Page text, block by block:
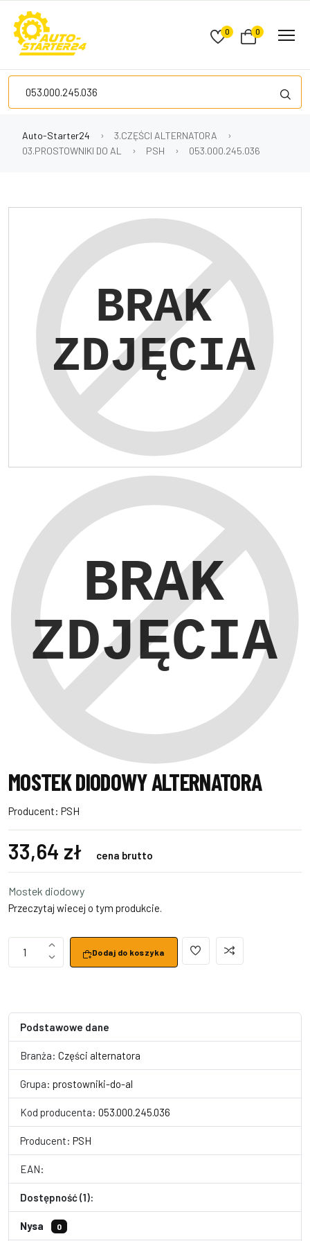
0 0
Auto-Starter24
3.CZĘŚCI ALTERNATORA
03.PROSTOWNIKI DO AL
PSH 053.000.245.036
MOSTEK DIODOWY ALTERNATORA
Producent: PSH
33,64 zł cena brutto
Mostek diodowy
Przeczytaj wiecej o tym produkcie.
1 Dodaj do koszyka
Podstawowe dane
Branża: Części alternatora
Grupa: prostowniki-do-al
Kod producenta: 053.000.245.036
Producent: PSH
EAN:
Dostępność (1):
Nysa 0